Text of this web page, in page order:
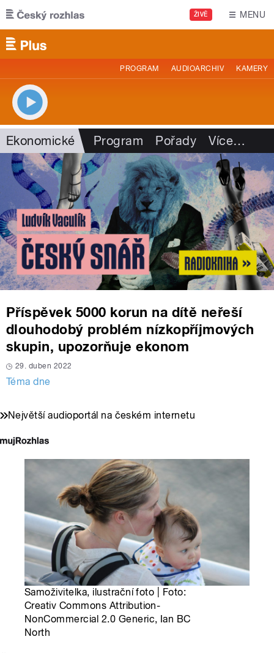
Přejít k hlavnímu obsahu
ŽIVĚ MENU
PROGRAM AUDIOARCHIV KAMERY
Ekonomické Program Pořady Více…
Příspěvek 5000 korun na dítě neřeší
dlouhodobý problém nízkopříjmových
skupin, upozorňuje ekonom
29. duben 2022
Téma dne
Největší audioportál na českém internetu
Samoživitelka, ilustrační foto | Foto:
Creativ Commons Attribution-
NonCommercial 2.0 Generic, Ian BC
North